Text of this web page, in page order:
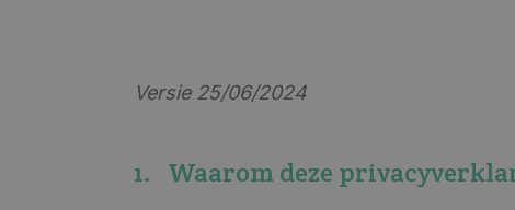
Versie 25/06/2024
1. Waarom deze